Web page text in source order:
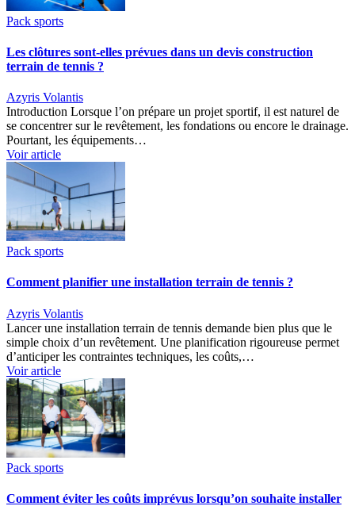
Pack sports
Les clôtures sont-elles prévues dans un devis construction
terrain de tennis ?
Azyris Volantis
Introduction Lorsque l’on prépare un projet sportif, il est naturel de
se concentrer sur le revêtement, les fondations ou encore le drainage.
Pourtant, les équipements…
Voir article
Pack sports
Comment planifier une installation terrain de tennis ?
Azyris Volantis
Lancer une installation terrain de tennis demande bien plus que le
simple choix d’un revêtement. Une planification rigoureuse permet
d’anticiper les contraintes techniques, les coûts,…
Voir article
Pack sports
Comment éviter les coûts imprévus lorsqu’on souhaite installer